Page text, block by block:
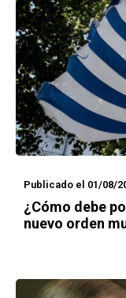
Publicado el 01/08/
¿Cómo debe
nuevo orden